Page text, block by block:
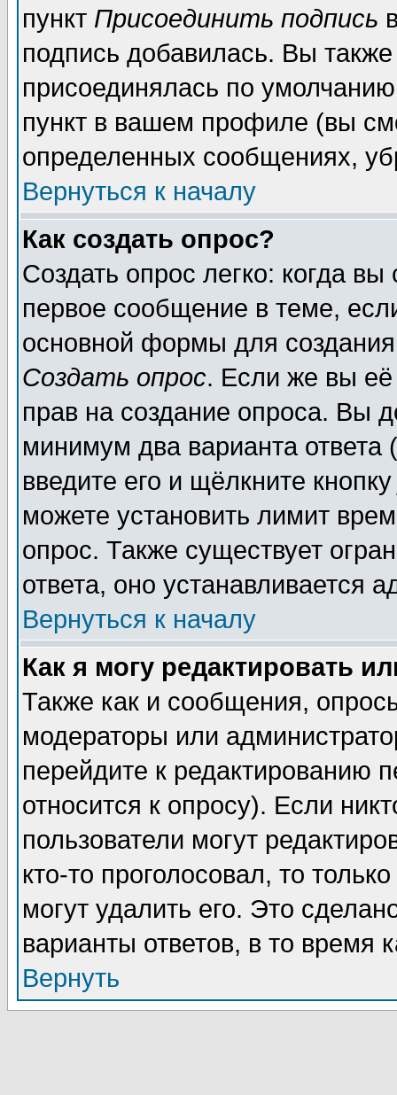
пункт Присоединить подпись
подпись добавилась. Вы
присоединялась по
пункт в вашем профиле (вы
определенных сообщениях,
Вернуться к началу
Как создать опрос?
Создать опрос легко: когда
первое сообщение в теме,
основной формы для
Создать опрос. Если же вы её
прав на создание опроса. Вы
минимум два варианта ответа
введите его и щёлкните
можете установить лимит
опрос. Также существует
ответа, оно устанавливается
Вернуться к началу
Как я могу редактировать
Также как и сообщения,
модераторы или
перейдите к редактированию
относится к опросу). Если
пользователи могут
кто-то проголосовал, то
могут удалить его. Это
варианты ответов, в то время
Вернуть